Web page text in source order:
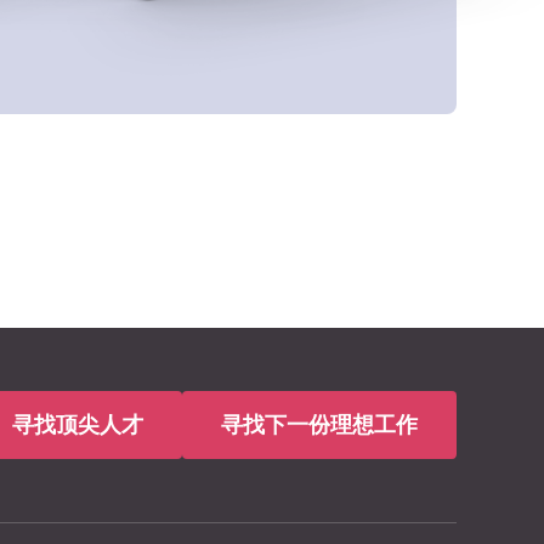
寻找顶尖人才 寻找下一份理想工作